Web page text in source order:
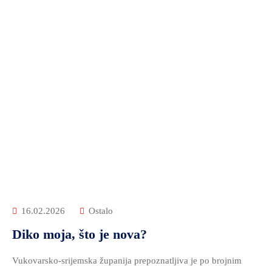
16.02.2026 Ostalo
Diko moja, što je nova?
Vukovarsko-srijemska županija prepoznatljiva je po brojnim